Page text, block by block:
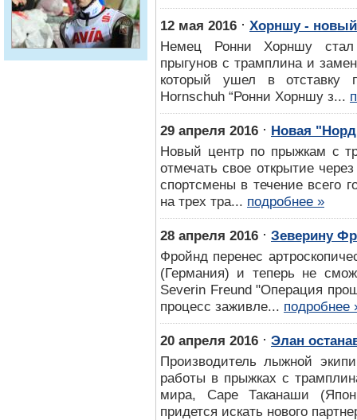
12 мая 2016 ⋅ Хорншу - новый
Немец Ронни Хорншу
прыгунов с трамплина и
который ушел в отставку
Hornschuh “Ронни Хорншу з...
29 апреля 2016 ⋅ Новая
Новый центр по прыжкам с
отмечать свое открытие
спортсмены в течение всего
на трех тра... подробнее »
28 апреля 2016 ⋅ Зеверину
Фройнд перенес
(Германия) и теперь не
Severin Freund "Операция
процесс заживле... подробнее
20 апреля 2016 ⋅ Элан
Производитель лыжной
работы в прыжках с
мира, Саре Таканаши
придется искать нового